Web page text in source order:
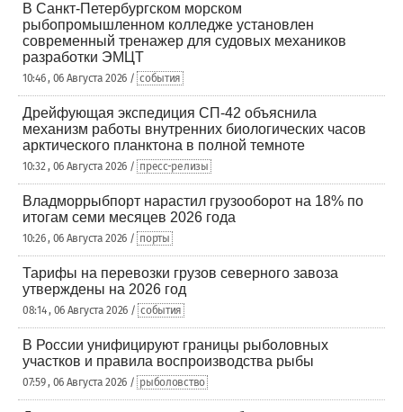
В Санкт-Петербургском морском
рыбопромышленном колледже установлен
современный тренажер для судовых механиков
разработки ЭМЦТ
10:46 , 06 Августа 2026 / события
Дрейфующая экспедиция СП-42 объяснила
механизм работы внутренних биологических часов
арктического планктона в полной темноте
10:32 , 06 Августа 2026 / пресс-релизы
Владморрыбпорт нарастил грузооборот на 18% по
итогам семи месяцев 2026 года
10:26 , 06 Августа 2026 / порты
Тарифы на перевозки грузов северного завоза
утверждены на 2026 год
08:14 , 06 Августа 2026 / события
В России унифицируют границы рыболовных
участков и правила воспроизводства рыбы
07:59 , 06 Августа 2026 / рыболовство